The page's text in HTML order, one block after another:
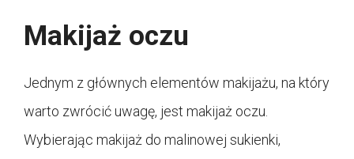
Makijaż oczu
Jednym z głównych elementów makijażu, na który
warto zwrócić uwagę, jest makijaż oczu.
Wybierając makijaż do malinowej sukienki,